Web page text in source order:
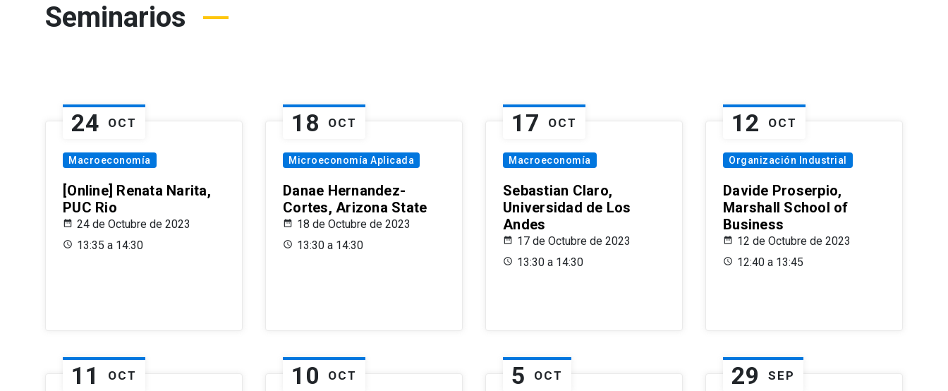
Seminarios
24 OCT
Macroeconomía
[Online] Renata Narita,
PUC Rio
24 de Octubre de 2023
13:35 a 14:30
18 OCT
Microeconomía Aplicada
Danae Hernandez-
Cortes, Arizona State
18 de Octubre de 2023
13:30 a 14:30
17 OCT
Macroeconomía
Sebastian Claro,
Universidad de Los
Andes
17 de Octubre de 2023
13:30 a 14:30
12 OCT
Organización Industrial
Davide Proserpio,
Marshall School of
Business
12 de Octubre de 2023
12:40 a 13:45
11 OCT 10 OCT 5 OCT 29 SEP